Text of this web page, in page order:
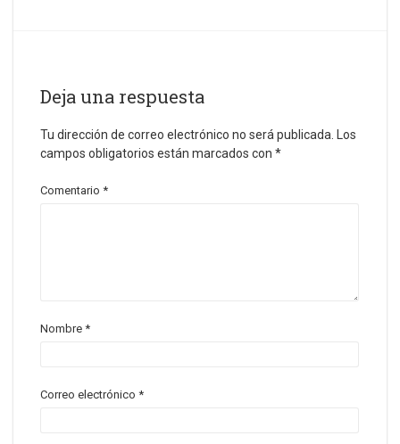
Deja una respuesta
Tu dirección de correo electrónico no será publicada.
Los
campos obligatorios están marcados con *
Comentario *
Nombre *
Correo electrónico *